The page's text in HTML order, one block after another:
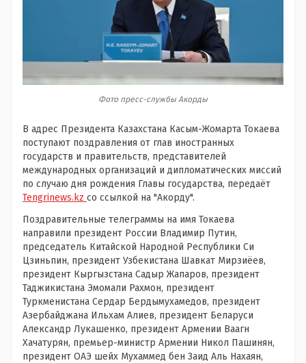
Фото пресс-службы Акорды
В адрес Президента Казахстана Касым-Жомарта Токаева
поступают поздравления от глав иностранных
государств и правительств, представителей
международных организаций и дипломатических миссий
по случаю дня рождения Главы государства, передаёт
Tengrinews.kz со ссылкой на "Акорду".
Поздравительные телеграммы на имя Токаева
направили президент России Владимир Путин,
председатель Китайской Народной Республики Си
Цзиньпин, президент Узбекистана Шавкат Мирзиёев,
президент Кыргызстана Садыр Жапаров, президент
Таджикистана Эмомали Рахмон, президент
Туркменистана Сердар Бердымухамедов, президент
Азербайджана Ильхам Алиев, президент Беларуси
Александр Лукашенко, президент Армении Ваагн
Хачатурян, премьер-министр Армении Никол Пашинян,
президент ОАЭ шейх Мухаммед бен Заид Аль Нахаян,